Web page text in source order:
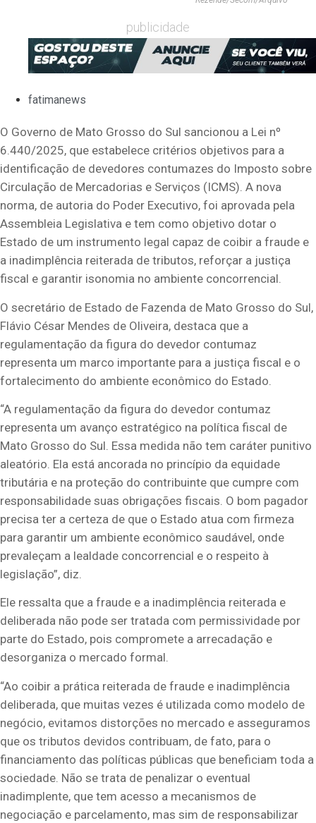
publicidade
fatimanews
O Governo de Mato Grosso do Sul sancionou a Lei nº
6.440/2025, que estabelece critérios objetivos para a
identificação de devedores contumazes do Imposto sobre
Circulação de Mercadorias e Serviços (ICMS). A nova
norma, de autoria do Poder Executivo, foi aprovada pela
Assembleia Legislativa e tem como objetivo dotar o
Estado de um instrumento legal capaz de coibir a fraude e
a inadimplência reiterada de tributos, reforçar a justiça
fiscal e garantir isonomia no ambiente concorrencial.
O secretário de Estado de Fazenda de Mato Grosso do Sul,
Flávio César Mendes de Oliveira, destaca que a
regulamentação da figura do devedor contumaz
representa um marco importante para a justiça fiscal e o
fortalecimento do ambiente econômico do Estado.
“A regulamentação da figura do devedor contumaz
representa um avanço estratégico na política fiscal de
Mato Grosso do Sul. Essa medida não tem caráter punitivo
aleatório. Ela está ancorada no princípio da equidade
tributária e na proteção do contribuinte que cumpre com
responsabilidade suas obrigações fiscais. O bom pagador
precisa ter a certeza de que o Estado atua com firmeza
para garantir um ambiente econômico saudável, onde
prevaleçam a lealdade concorrencial e o respeito à
legislação”, diz.
Ele ressalta que a fraude e a inadimplência reiterada e
deliberada não pode ser tratada com permissividade por
parte do Estado, pois compromete a arrecadação e
desorganiza o mercado formal.
“Ao coibir a prática reiterada de fraude e inadimplência
deliberada, que muitas vezes é utilizada como modelo de
negócio, evitamos distorções no mercado e asseguramos
que os tributos devidos contribuam, de fato, para o
financiamento das políticas públicas que beneficiam toda a
sociedade. Não se trata de penalizar o eventual
inadimplente, que tem acesso a mecanismos de
negociação e parcelamento, mas sim de responsabilizar